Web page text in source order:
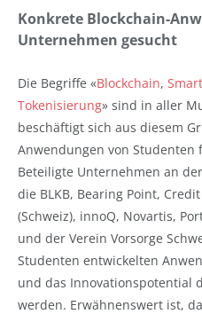
Konkrete Blockchain-
Unternehmen gesucht
Die Begriffe «Blockchain,
Tokenisierung» sind in aller
beschäftigt sich aus diesem
Anwendungen von Studenten
Beteiligte Unternehmen an
die BLKB, Bearing Point,
(Schweiz), innoQ, Novartis,
und der Verein Vorsorge
Studenten entwickelten
und das Innovationspotential
werden. Erwähnenswert ist,